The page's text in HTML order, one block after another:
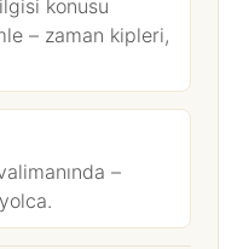
konusu
– zaman kipleri,
–